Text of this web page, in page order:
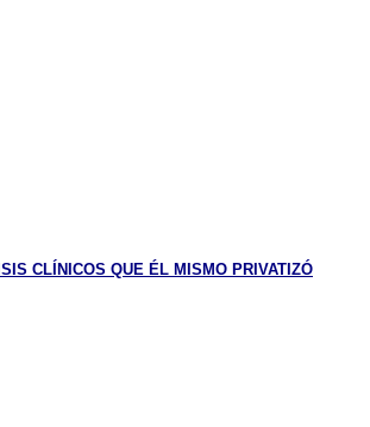
CLÍNICOS QUE ÉL MISMO PRIVATIZÓ